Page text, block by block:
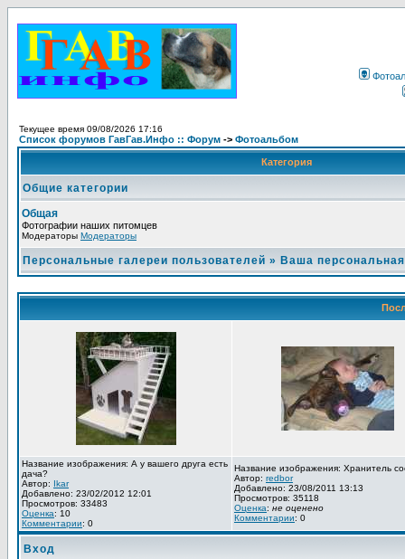
Текущее время 09/08/2026 17:16
Список форумов ГавГав.Инфо :: Форум -> Фотоальбом
Категория
Общие категории
Общая
Фотографии наших питомцев
Модераторы Модераторы
Персональные галереи пользователей » Ваша
Название изображения: А у вашего друга есть
дача?
Автор: Ikar
Добавлено: 23/02/2012 12:01
Просмотров: 33483
Оценка: 10
Комментарии: 0
Название изображения: Хранитель
Автор: redbor
Добавлено: 23/08/2011 13:13
Просмотров: 35118
Оценка: не оценено
Комментарии: 0
Вход